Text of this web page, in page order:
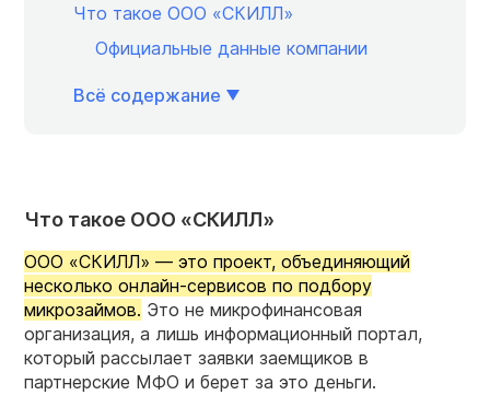
Что такое ООО «СКИЛЛ»
Официальные данные компании
Всё содержание
Что такое ООО «СКИЛЛ»
ООО «СКИЛЛ» — это проект, объединяющий
несколько онлайн-сервисов по подбору
микрозаймов. Это не микрофинансовая
организация, а лишь информационный портал,
который рассылает заявки заемщиков в
партнерские МФО и берет за это деньги.